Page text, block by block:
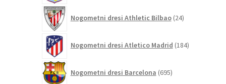
Nogometni dresi Athletic Bilbao 24izdelkov
Nogometni dresi Atletico Madrid 184izdelkov
Nogometni dresi Barcelona 695izdelkov